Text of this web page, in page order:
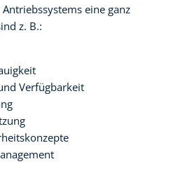
eine ganz
z. B.:
Verfügbarkeit